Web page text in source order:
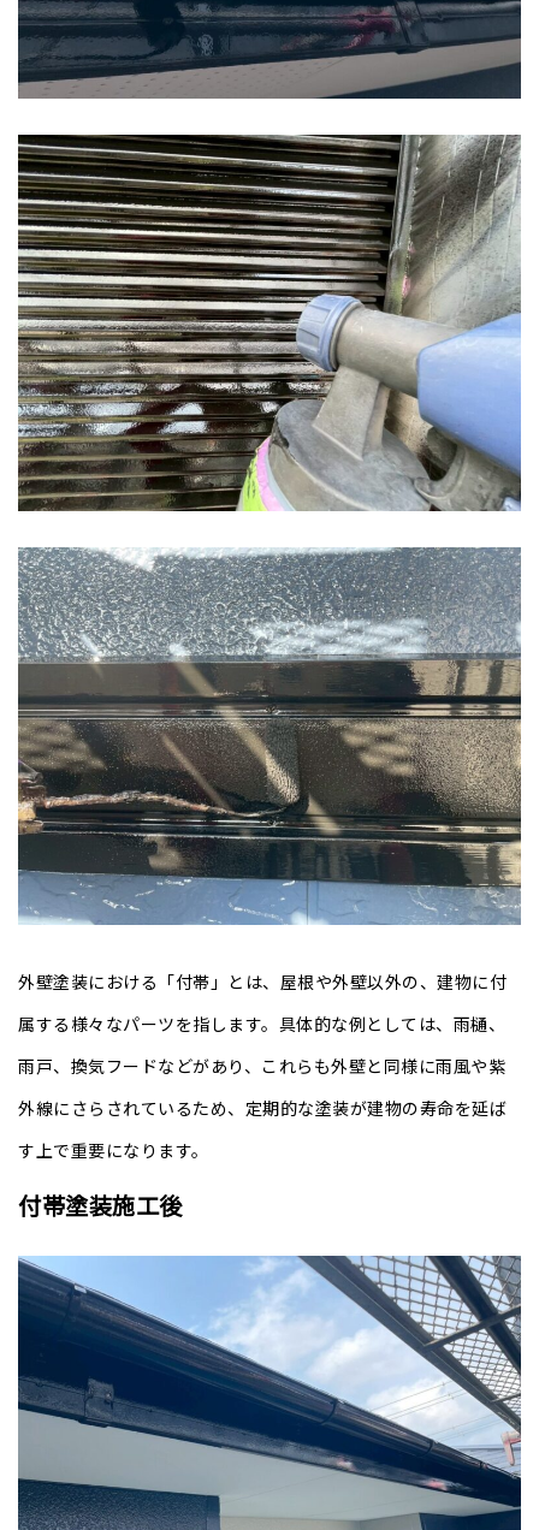
外壁塗装における「付帯 」とは、 屋根や外壁以外の、建物に付
属する様々なパーツを指します。 具体的な例としては、雨樋、
雨戸、換気フードなどがあり、これらも外壁と同様に雨風や紫
外線にさらされているため、定期的な塗装が建物の寿命を延ば
す上で重要になります。
付帯塗装施工後